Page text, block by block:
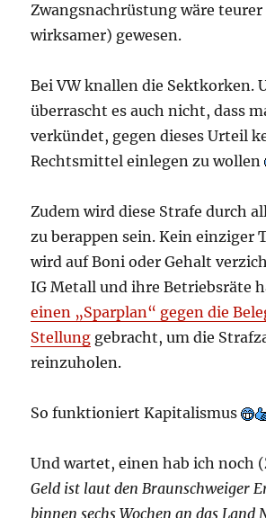
Zwangsnachrüstung wäre
wirksamer) gewesen.
Bei VW knallen die Sektkorken.
überrascht es auch nicht, dass
verkündet, gegen dieses Urteil
Rechtsmittel einlegen zu wollen
Zudem wird diese Strafe durch
zu berappen sein. Kein einziger
wird auf Boni oder Gehalt
IG Metall und ihre Betriebsräte
einen „Sparplan“ gegen die
Stellung gebracht, um die
reinzuholen.
So funktioniert Kapitalismus
Und wartet, einen hab ich noch
Geld ist laut den Braunschweiger
binnen sechs Wochen an das Land